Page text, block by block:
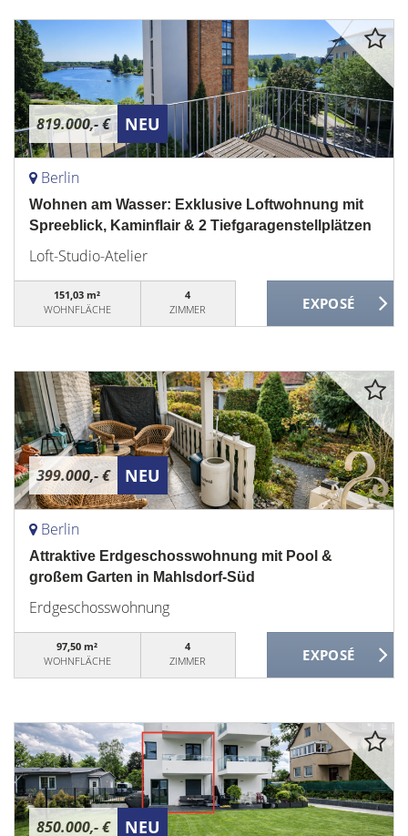
819.000,- € NEU
Berlin
Wohnen am Wasser: Exklusive Loftwohnung mit
Spreeblick, Kaminflair & 2 Tiefgaragenstellplätzen
Loft-Studio-Atelier
151,03 m²
WOHNFLÄCHE
4
ZIMMER
399.000,- € NEU
Berlin
Attraktive Erdgeschosswohnung mit Pool &
großem Garten in Mahlsdorf-Süd
Erdgeschosswohnung
97,50 m²
WOHNFLÄCHE
4
ZIMMER
850.000,- € NEU